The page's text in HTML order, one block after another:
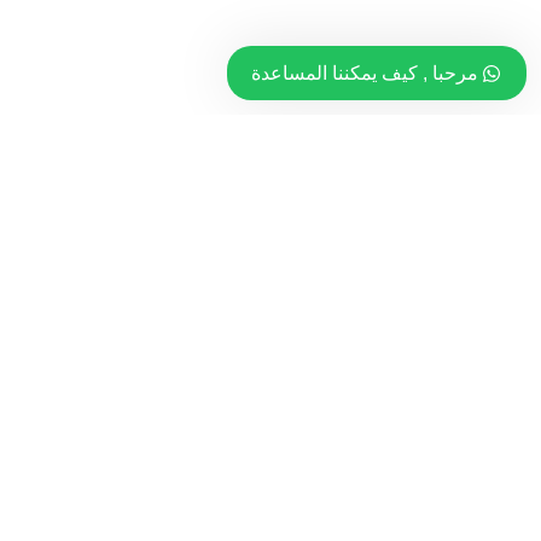
مرحبا , كيف يمكننا المساعدة